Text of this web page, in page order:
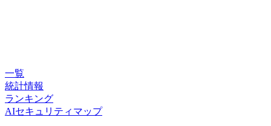
一覧
統計情報
ランキング
AIセキュリティマップ